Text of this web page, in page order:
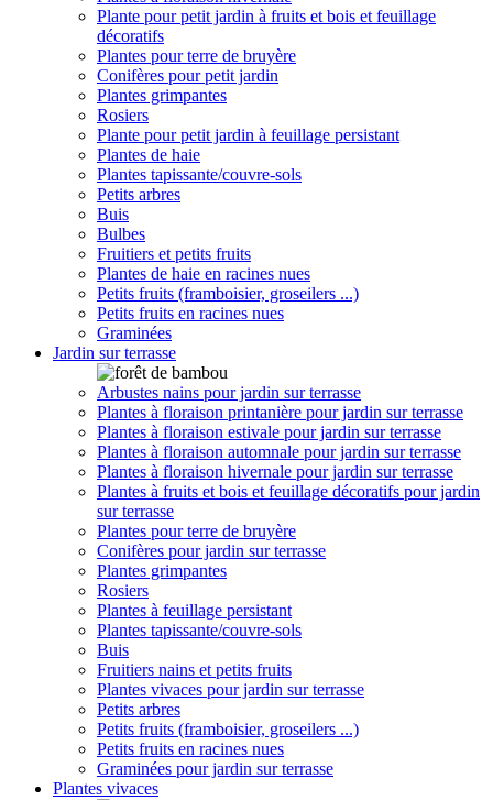
Plante pour petit jardin à fruits et bois et feuillage
décoratifs
Plantes pour terre de bruyère
Conifères pour petit jardin
Plantes grimpantes
Rosiers
Plante pour petit jardin à feuillage persistant
Plantes de haie
Plantes tapissante/couvre-sols
Petits arbres
Buis
Bulbes
Fruitiers et petits fruits
Plantes de haie en racines nues
Petits fruits (framboisier, groseilers ...)
Petits fruits en racines nues
Graminées
Jardin sur terrasse
Arbustes nains pour jardin sur terrasse
Plantes à floraison printanière pour jardin sur terrasse
Plantes à floraison estivale pour jardin sur terrasse
Plantes à floraison automnale pour jardin sur terrasse
Plantes à floraison hivernale pour jardin sur terrasse
Plantes à fruits et bois et feuillage décoratifs pour jardin
sur terrasse
Plantes pour terre de bruyère
Conifères pour jardin sur terrasse
Plantes grimpantes
Rosiers
Plantes à feuillage persistant
Plantes tapissante/couvre-sols
Buis
Fruitiers nains et petits fruits
Plantes vivaces pour jardin sur terrasse
Petits arbres
Petits fruits (framboisier, groseilers ...)
Petits fruits en racines nues
Graminées pour jardin sur terrasse
Plantes vivaces